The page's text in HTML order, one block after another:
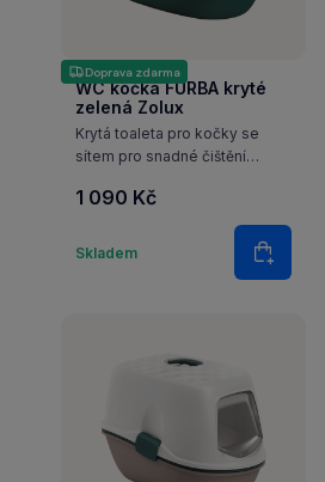
Doprava zdarma
WC kočka FURBA kryté
zelená Zolux
Krytá toaleta pro kočky se
sítem pro snadné čištění
1 090 Kč
Skladem
Množství
Do